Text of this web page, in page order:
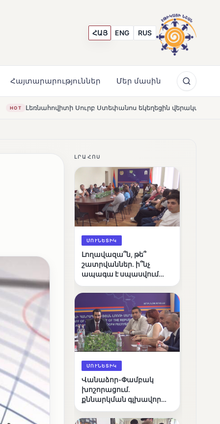
ՀԱՅ ENG RUS
Հայտարարություններ Մեր մասին
Ստեփանոս եկեղեցին վերակառուցվել է Կարապետյան
ԼՐԱՀՈՍ
ՄՈՒՆԵՏԻԿ
Լողավազա՞ն, թե՞
շատրվաններ. ի՞նչ
ապագա է սպասվում
լճին
ՄՈՒՆԵՏԻԿ
Վանաձոր-Փամբակ
խոշորացում.
քննարկման գլխավոր
կառավարո՞ւմ, թե՞